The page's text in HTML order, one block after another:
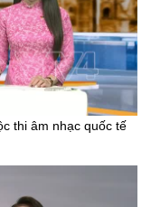
thi âm nhạc quốc tế